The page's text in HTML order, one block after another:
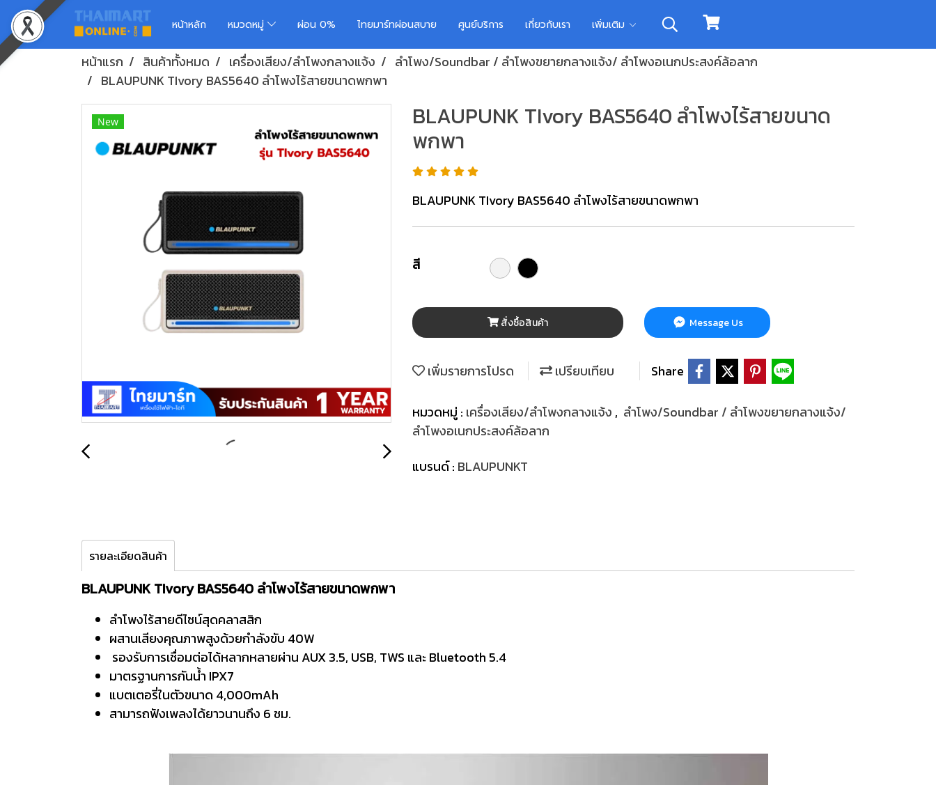
หน้าหลัก หมวดหมู่ ผ่อน 0% ไทยมาร์ทผ่อนสบาย ศูนย์บริการ เกี่ยวกับเรา เพิ่มเติม
หน้าแรก สินค้าทั้งหมด เครื่องเสียง/ลำโพงกลางแจ้ง
ลำโพง/Soundbar / ลำโพงขยายกลางแจ้ง/ ลำโพงอเนกประสงค์ล้อลาก
BLAUPUNK TIvory BAS5640 ลำโพงไร้สายขนาดพกพา
New
BLAUPUNK TIvory BAS5640 ลำโพงไร้สายขนาด
พกพา
BLAUPUNK TIvory BAS5640 ลำโพงไร้สายขนาดพกพา
สี
สั่งซื้อสินค้า Message Us
เพิ่มรายการโปรด เปรียบเทียบ Share
หมวดหมู่ : เครื่องเสียง/ลำโพงกลางแจ้ง , ลำโพง/Soundbar / ลำโพงขยายกลางแจ้ง/
ลำโพงอเนกประสงค์ล้อลาก
แบรนด์ : BLAUPUNKT
รายละเอียดสินค้า
BLAUPUNK TIvory BAS5640 ลำโพงไร้สายขนาดพกพา
ลำโพงไร้สายดีไซน์สุดคลาสสิก
ผสานเสียงคุณภาพสูงด้วยกำลังขับ 40W
รองรับการเชื่อมต่อได้หลากหลายผ่าน AUX 3.5, USB, TWS และ Bluetooth 5.4
มาตรฐานการกันน้ำ IPX7
แบตเตอรี่ในตัวขนาด 4,000mAh
สามารถฟังเพลงได้ยาวนานถึง 6 ชม.